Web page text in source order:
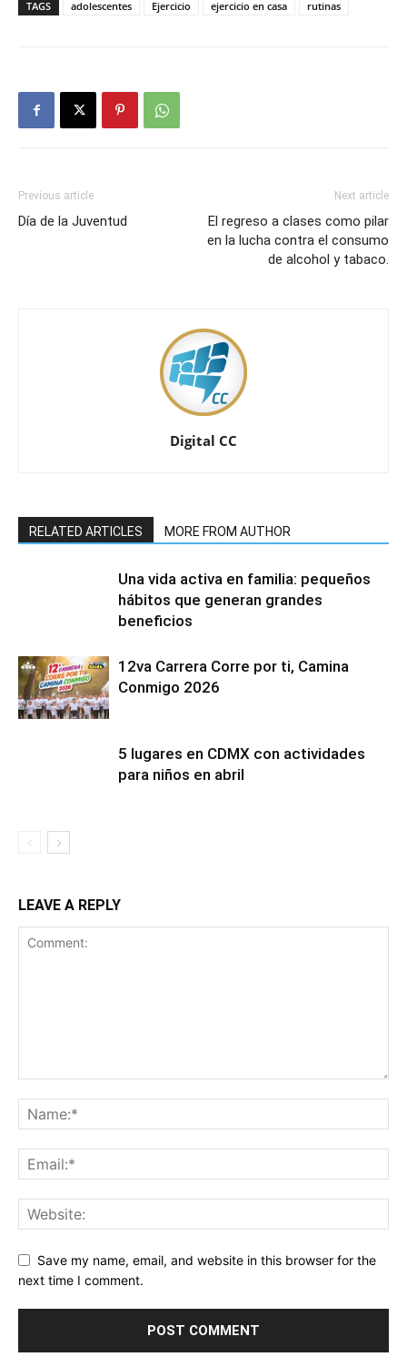
TAGS adolescentes Ejercicio ejercicio en casa rutinas
Previous article
Día de la Juventud
Next article
El regreso a clases como pilar
en la lucha contra el consumo
de alcohol y tabaco.
Digital CC
RELATED ARTICLES MORE FROM AUTHOR
Una vida activa en familia: pequeños
hábitos que generan grandes
beneficios
12va Carrera Corre por ti, Camina
Conmigo 2026
5 lugares en CDMX con actividades
para niños en abril
LEAVE A REPLY
Save my name, email, and website in this browser for the
next time I comment.